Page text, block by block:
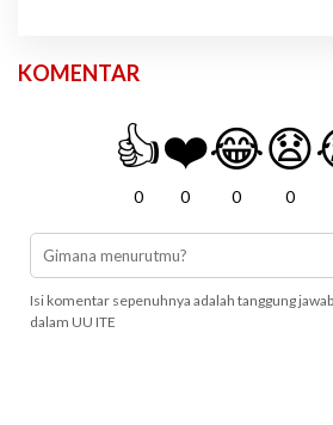
KOMENTAR
👍
0
❤️
0
😂
0
😧
0
Isi komentar sepenuhnya adalah tanggung
dalam UU ITE